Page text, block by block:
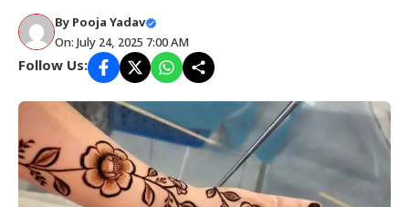
By Pooja Yadav
On: July 24, 2025 7:00 AM
Follow Us: